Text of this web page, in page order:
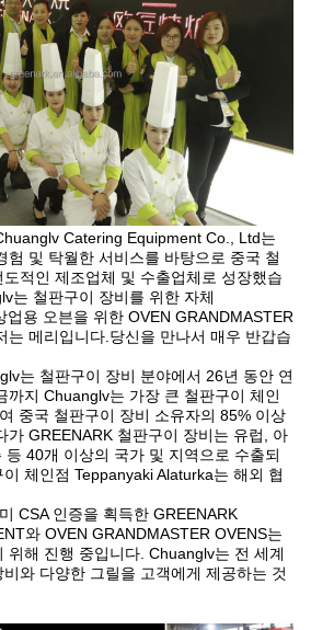
Catering Equipment Co., Ltd는
험 및 탁월한 서비스를 바탕으로 중국 철
적인 제조업체 및 수출업체로 성장했습
는 철판구이 장비를 위한 자체
업용 오븐을 위한 OVEN GRANDMASTER
는 메리입니다.당신을 만나서 매우 반갑습
는 철판구이 장비 분야에서 26년 동안 연
까지 Chuanglv는 가장 큰 철판구이 체인
중국 철판구이 장비 소유자의 85% 이상
가 GREENARK 철판구이 장비는 유럽, 아
등 40개 이상의 국가 및 지역으로 수출되
체인점 Teppanyaki Alaturka는 해외 협
CSA 인증을 획득한 GREENARK
와 OVEN GRANDMASTER OVENS는
위해 진행 중입니다. Chuanglv는 전 세계
와 다양한 그릴을 고객에게 제공하는 것